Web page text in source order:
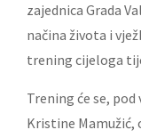
zajednica Grada
načina života i
trening cijeloga
Trening će se,
Kristine Mamužić,